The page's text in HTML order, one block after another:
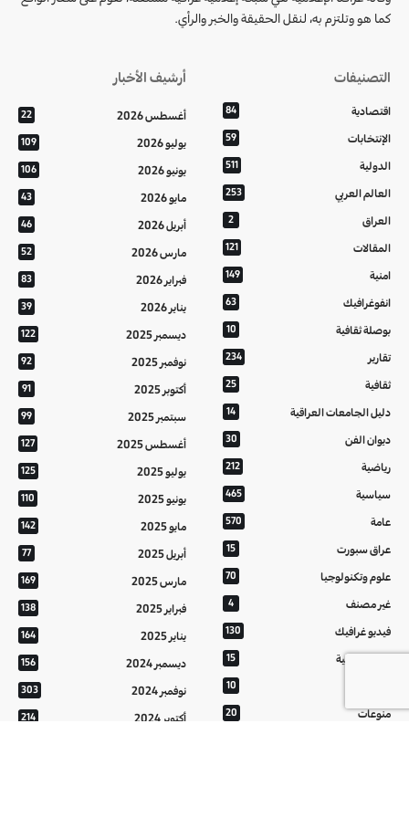
كما هو وتلتزم به، لنقل الحقيقة والخبر والرأي.
التصنيفات
اقتصادية 84
الإنتخابات 59
الدولية 511
العالم العربي 253
العراق 2
المقالات 121
امنية 149
انفوغرافيك 63
بوصلة ثقافية 10
تقارير 234
ثقافية 25
دليل الجامعات العراقية 14
ديوان الفن 30
رياضية 212
سياسية 465
عامة 570
عراق سبورت 15
علوم وتكنولوجيا 70
غير مصنف 4
فيديو غرافيك 130
معالم عراقية 15
10
منوعات 20
أرشيف الأخبار
أغسطس 2026 22
يوليو 2026 109
يونيو 2026 106
مايو 2026 43
أبريل 2026 46
مارس 2026 52
فبراير 2026 83
يناير 2026 39
ديسمبر 2025 122
نوفمبر 2025 92
أكتوبر 2025 91
سبتمبر 2025 99
أغسطس 2025 127
يوليو 2025 125
يونيو 2025 110
مايو 2025 142
أبريل 2025 77
مارس 2025 169
فبراير 2025 138
يناير 2025 164
ديسمبر 2024 156
نوفمبر 2024 303
أكتوبر 2024 214